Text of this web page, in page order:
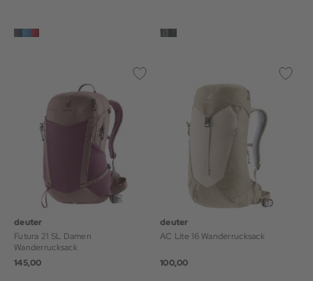
deuter
Futura 21 SL Damen
Wanderrucksack
145,00
deuter
AC Lite 16 Wanderrucksack
100,00